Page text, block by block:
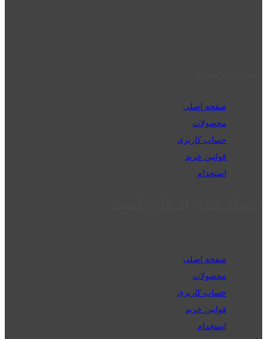
صفحه اصلی
محصولات
حساب کاربری
قوانین خرید
استخدام
صفحه اصلی
محصولات
حساب کاربری
قوانین خرید
استخدام